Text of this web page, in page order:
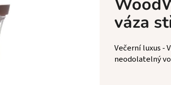
je
z
hvězdiček.
váza
Večerní luxus -
neodolatelný